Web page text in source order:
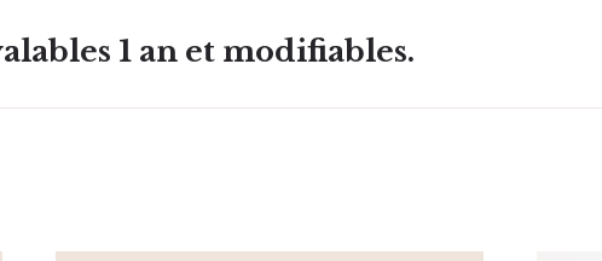
1 an et modifiables.